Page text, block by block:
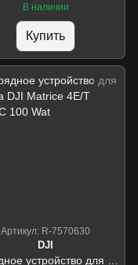
В наличии
Купить
Артикул: R-7570630
DJI